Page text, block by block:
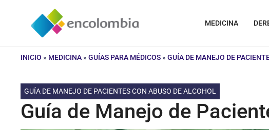
contenido
MEDICINA
INICIO » MEDICINA » GUÍAS PARA MÉDICOS » GUÍA DE MANEJO DE
GUÍA DE MANEJO DE PACIENTES CON ABUSO DE ALCOHOL
Guía de Manejo de